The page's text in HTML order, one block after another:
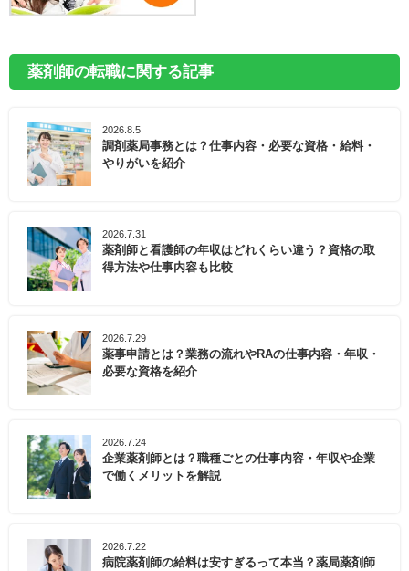
薬剤師の転職に関する記事
2026.8.5
調剤薬局事務とは？仕事内容・必要な資格・給料・
やりがいを紹介
2026.7.31
薬剤師と看護師の年収はどれくらい違う？資格の取
得方法や仕事内容も比較
2026.7.29
薬事申請とは？業務の流れやRAの仕事内容・年収・
必要な資格を紹介
2026.7.24
企業薬剤師とは？職種ごとの仕事内容・年収や企業
で働くメリットを解説
2026.7.22
病院薬剤師の給料は安すぎるって本当？薬局薬剤師